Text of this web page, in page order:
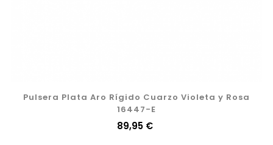
Pulsera Plata Aro Rígido Cuarzo Violeta y Rosa
16447-E
Precio
89,95 €